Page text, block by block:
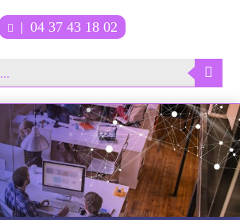
04 37 43 18 02